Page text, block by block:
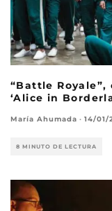
“Battle
‘Alice in
María Ahumada · 14/01/
8 MINUTO DE LECTURA